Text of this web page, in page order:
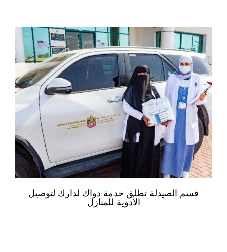
قسم الصيدلة تطلق خدمة دواك لدارك لتوصيل
الأدوية للمنازل